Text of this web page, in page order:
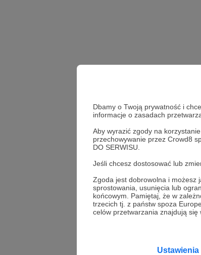
Dbamy o Twoją prywatność i
informacje o zasadach
Aby wyrazić zgody na
przechowywanie przez Crowd8
DO SERWISU.
Jeśli chcesz dostosować lub
Zgoda jest dobrowolna i możesz
sprostowania, usunięcia lub
końcowym. Pamiętaj, że w
trzecich tj. z państw spoza
celów przetwarzania znajdują się
Zobacz